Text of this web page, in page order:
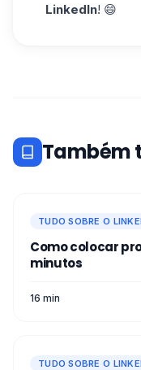
LinkedIn! 😄
Também
TUDO SOBRE O
Como colocar
minutos
16 min
TUDO SOBRE O